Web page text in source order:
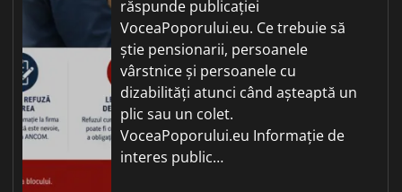
răspunde publicației
VoceaPoporului.eu. Ce trebuie să
știe pensionarii, persoanele
vârstnice și persoanele cu
dizabilități atunci când așteaptă un
plic sau un colet.
VoceaPoporului.eu Informație de
interes public…